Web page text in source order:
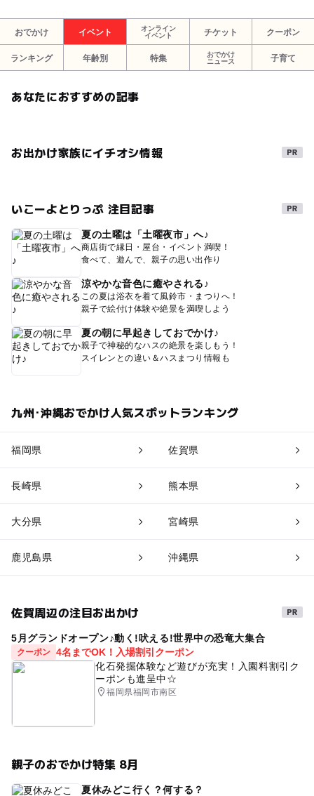
おでかけ イベント
オンライン
イベント
チケット クーポン
ランキング 年齢別 特集
おでかけ
ニュース
子育て
あなたにおすすめの記事
お出かけ家族にイチオシ情報
いこーよとりっぷ 注目記事
夏の土曜は「土曜夜市」へ♪
商店街で縁日・屋台・イベント満喫！
食べて、遊んで、親子の思い出作り
涼やかな音色に癒やされる♪
この夏は浴衣を着て風鈴市・まつりへ！
親子で絵付け体験や絶景を満喫しよう
夏の朝に早起きしておでかけ♪
親子で神秘的なハスの絶景を楽しもう！
スイレンとの違い＆ハスまつり情報も
九州･沖縄おでかけ人気スポットランキング
福岡県 佐賀県
長崎県 熊本県
大分県 宮崎県
鹿児島県 沖縄県
佐賀周辺の注目お出かけ
5月グランドオープン♪動く!吠える!世界中の恐竜大集合
クーポン 4名までOK！入場割引クーポン
化石発掘体験など遊びが充実！入園料割引ク
ーポンも進呈中☆
福岡県福岡市南区
親子のおでかけ特集 8月
夏休みどこ行く？何する？